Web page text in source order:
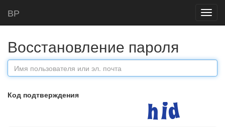
ВР
Главная
Восстановление пароля
Код подтверждения